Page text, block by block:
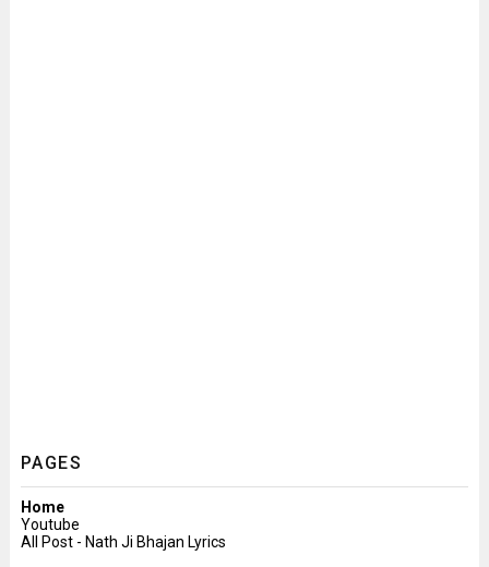
PAGES
Home
Youtube
All Post - Nath Ji Bhajan Lyrics